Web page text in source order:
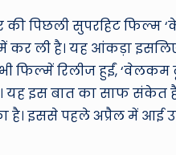
पिछली सुपरहिट फिल्म
ली है। यह आंकड़ा इसलिए
फिल्में रिलीज हुईं,
इस बात का साफ संकेत
है। इससे पहले अप्रैल में आई